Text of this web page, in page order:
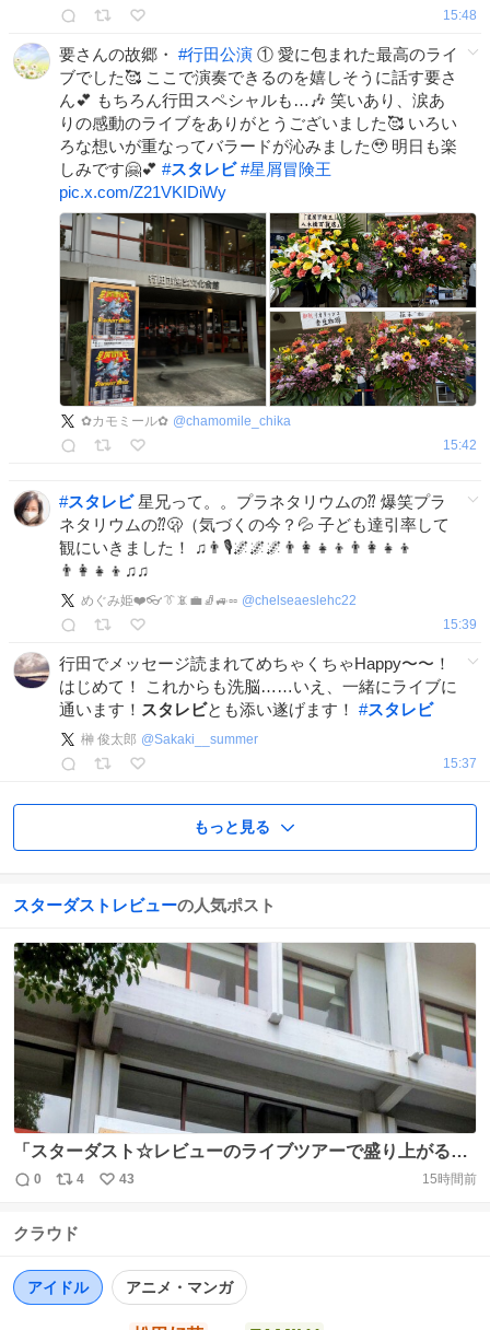
15:48
要さんの故郷・ #行田公演 ① 愛に包まれた最高のライ
ブでした🥰 ここで演奏できるのを嬉しそうに話す要さ
ん💕 もちろん行田スペシャルも…🎶 笑いあり、涙あ
りの感動のライブをありがとうございました🥰 いろい
ろな想いが重なってバラードが沁みました🥹 明日も楽
しみです🤗💕 #スタレビ #星屑冒険王
pic.x.com/Z21VKIDiWy
✿カモミール✿ @chamomile_chika
15:42
#スタレビ星兄って。。プラネタリウムの⁇ 爆笑プラ
ネタリウムの⁇🫢（気づくの今？💦 子ども達引率して
観にいきました！ ♫👨🎙🌌🌌🌌👨‍👩‍👧‍👦👨‍👩‍👧‍👦
👨‍👩‍👧‍👦♫♫
めぐみ姫❤️👓👔📵💼🧦🚙▫️▫️ @chelseaeslehc22
15:39
行田でメッセージ読まれてめちゃくちゃHappy〜〜！
はじめて！ これからも洗脳……いえ、一緒にライブに
通います！ スタレビとも添い遂げます！ #スタレビ
榊 俊太郎 @Sakaki__summer
15:37
もっと見る
スターダストレビューの人気ポスト
「スターダスト☆レビューのライブツアーで盛り上がるま
ち行田」に到着🏎️ 昼も暑いけど夜も熱くなりそうですね🔥
https://t.co/upNfCZ4iyf https://t.co/h4uFZLwQ5T
返
数
0
リ
ス
数
4
い
43 15時間前
クラウド
アイドル アニメ・マンガ